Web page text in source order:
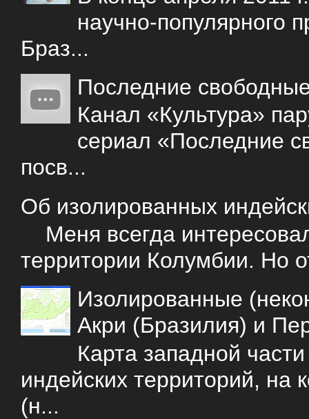
научно-популярного
Браз...
Последние
Канал «Культура»
сериал «Последние
посв...
Об изолированных
Меня всегда
территории Колумбии. Но
Изолированные
Акри (Бразилия) и
Карта западной
индейских территорий, на
(н...